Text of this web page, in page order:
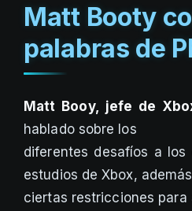
Matt Booty
palabras de
Matt Booy, jefe de
hablado sobre los
diferentes desafíos a
estudios de Xbox,
ciertas restricciones para